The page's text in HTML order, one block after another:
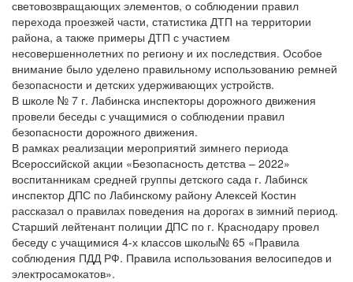
световозвращающих элементов, о соблюдении правил
перехода проезжей части, статистика ДТП на территории
района, а также примеры ДТП с участием
несовершеннолетних по региону и их последствия. Особое
внимание было уделено правильному использованию ремней
безопасности и детских удерживающих устройств.
В школе № 7 г. Лабинска инспекторы дорожного движения
провели беседы с учащимися о соблюдении правил
безопасности дорожного движения.
В рамках реализации мероприятий зимнего периода
Всероссийской акции «Безопасность детства – 2022»
воспитанникам средней группы детского сада г. Лабинск
инспектор ДПС по Лабинскому району Алексей Костин
рассказал о правилах поведения на дорогах в зимний период.
Старший лейтенант полиции ДПС по г. Краснодару провел
беседу с учащимися 4-х классов школы№ 65 «Правила
соблюдения ПДД РФ. Правила использования велосипедов и
электросамокатов».